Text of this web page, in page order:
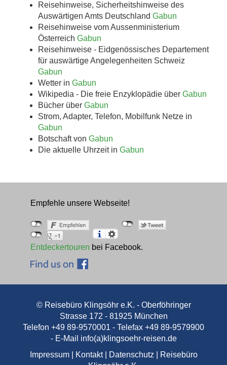
Reisehinweise, Sicherheitshinweise des
Auswärtigen Amts Deutschland Gabun
Reisehinweise vom Aussenministerium
Österreich Gabun
Reisehinweise - Eidgenössisches Departement
für auswärtige Angelegenheiten Schweiz
Gabun
Wetter in Gabun
Wikipedia - Die freie Enzyklopädie über Gabun
Bücher über Gabun
Strom, Adapter, Telefon, Mobilfunk Netze in
Gabun
Botschaft von Gabun
Die aktuelle Uhrzeit in Gabun
Empfehle unsere Webseite!
Entdeckertouren bei Facebook.
© Reisebüro Klingsöhr e.K. - Oberföhringer
Strasse 172 - 81925 München
Telefon +49 89-9570001 - Telefax +49 89-9579900
- E-Mail info(a)klingsoehr-reisen.de
Impressum| Kontakt| Datenschutz
Reisebüro